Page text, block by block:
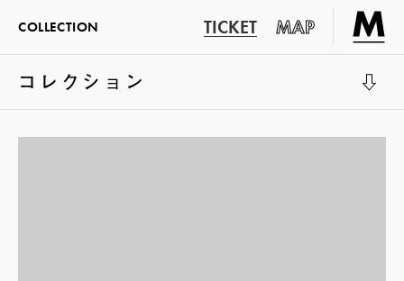
COLLECTION TICKET MAP
コレクション
展示室1